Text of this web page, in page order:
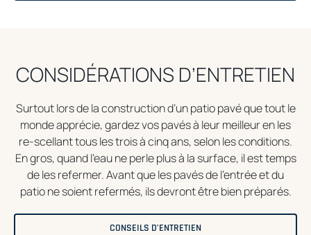
CONSIDÉRATIONS D’ENTRETIEN
Surtout lors de la construction d’un patio pavé que tout le
monde apprécie, gardez vos pavés à leur meilleur en les
re-scellant tous les trois à cinq ans, selon les conditions.
En gros, quand l’eau ne perle plus à la surface, il est temps
de les refermer. Avant que les pavés de l’entrée et du
patio ne soient refermés, ils devront être bien préparés.
CONSEILS D’ENTRETIEN